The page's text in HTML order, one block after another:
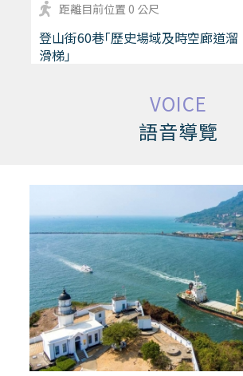
距離目前位置 0 公尺
登山街60巷｢歷史場域及時空廊道溜
滑梯｣
more
VOICE
語音導覽